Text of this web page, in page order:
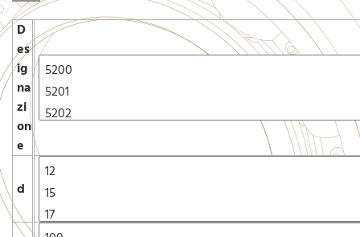
D
es
ig
na
zi
on
e
d